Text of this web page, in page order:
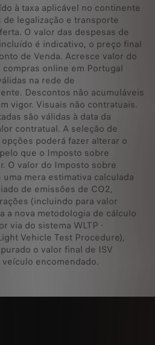
à taxa aplicável no continente
de legalização e transporte
O valor das despesas de
é indicativo, o preço final
de Venda. Acresce valor do
online em Portugal
na rede de
Descontos não acumuláveis
vigor. Visuais não contratuais.
são válidas à data da
contratual. A seleção de
poderá fazer alterar o
que o Imposto sobre
O valor do Imposto sobre
mera estimativa calculada
de emissões de CO2,
(incluindo para valor
a nova metodologia de cálculo
via do sistema WLTP -
Vehicle Test Procedure),
o valor final de ISV
encomendado.